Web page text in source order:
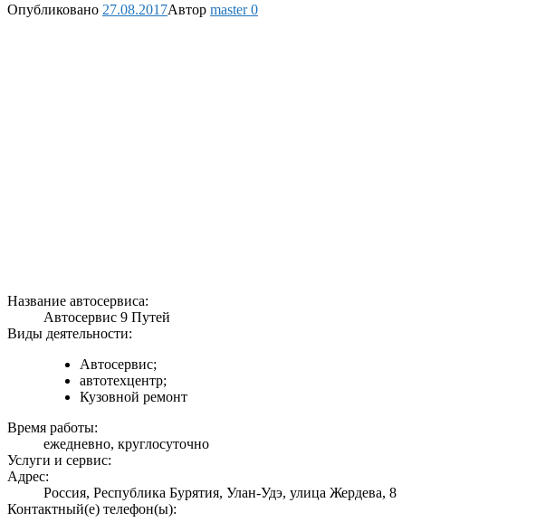
Опубликовано 27.08.2017Автор master0
Название автосервиса:
Автосервис 9 Путей
Виды деятельности:
Автосервис;
автотехцентр;
Кузовной ремонт
Время работы:
ежедневно, круглосуточно
Услуги и сервис:
Адрес:
Россия, Республика Бурятия, Улан-Удэ, улица Жердева, 8
Контактный(е) телефон(ы):